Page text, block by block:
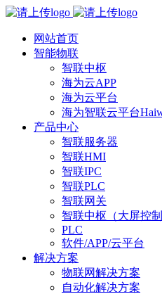
网站首页
智能物联
智联中枢
海为云APP
海为云平台
海为智联云平台
产品中心
智联服务器
智联HMI
智联IPC
智联PLC
智联网关
智联中枢（大屏控制
PLC
软件/APP/云平台
解决方案
物联网解决方案
自动化解决方案